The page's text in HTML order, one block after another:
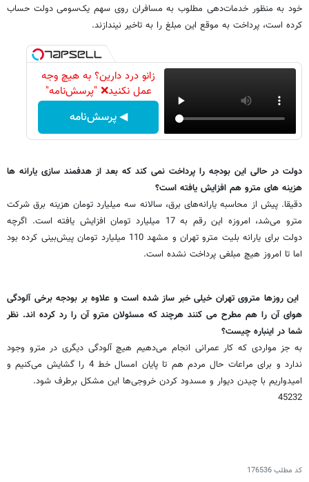
خود به منظور خدمات‌دهی مطلوب به مسافران روی سهم یک‌سومی دولت حساب
کرده است، پرداخت به موقع این مبلغ را به تاخیر نیندازند.
زانو درد دارین؟ به هیچ وجه
عمل نکنید❌ "پرسش‌نامه"
◀ پرسش‌نامه
دولت در حالی این بودجه را پرداخت نمی کند که بعد از هدفمند سازی یارانه ها
هزینه های مترو هم افزایش یافته است؟
دقیقا. پیش از محاسبه یارانه‌های برق، سالانه سه میلیارد تومان هزینه برق شرکت
مترو می‌شد، امروزه این رقم به 17 میلیارد تومان افزایش یافته است. اگرچه
دولت برای یارانه بلیت مترو تهران و مشهد 110 میلیارد تومان پیش‌بینی کرده بود
اما تا امروز هیچ مبلغی پرداخت نشده است.
این روزها متروی تهران خیلی خبر ساز شده است و علاوه بر بودجه برخی آلودگی
هوای آن را هم مطرح می کنند هرچند که مسئولان مترو آن را رد کرده اند. نظر
شما در اینباره چیست؟
به جز مواردی که کار عمرانی انجام می‌دهیم هیچ آلودگی دیگری در مترو وجود
ندارد و برای مراعات حال مردم هم تا پایان امسال خط 4 را گشایش می‌کنیم و
امیدواریم با چیدن دیوار و مسدود کردن خروجی‌ها این مشکل برطرف شود.
45232
کد مطلب176536